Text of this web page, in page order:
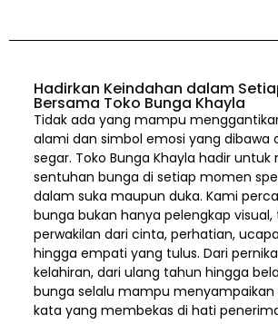
Hadirkan Keindahan dalam
Bersama Toko Bunga Khayla
Tidak ada yang mampu
alami dan simbol emosi yang dibawa
segar. Toko Bunga Khayla hadir
sentuhan bunga di setiap momen
dalam suka maupun duka. Kami
bunga bukan hanya pelengkap
perwakilan dari cinta, perhatian,
hingga empati yang tulus. Dari
kelahiran, dari ulang tahun hingga
bunga selalu mampu
kata yang membekas di hati